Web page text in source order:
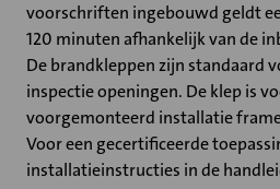
voorschriften ingebouwd geldt
120 minuten afhankelijk van de
De brandkleppen zijn standaard
inspectie openingen. De klep is
voorgemonteerd installatie
Voor een gecertificeerde
installatieinstructies in de